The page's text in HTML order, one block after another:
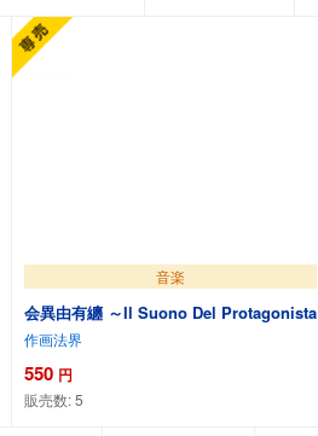
音楽
会異由有纏 ～Il Suono Del Protagonista
作画法界
550 円
販売数:5